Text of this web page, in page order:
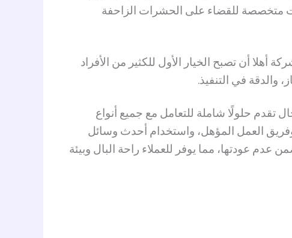
متخصصة للقضاء على الحشرات الزاحفة
أهلا أن تصبح الخيار الأول للكثير من الأفراد
والدقة في التنفيذ.
حلولًا شاملة للتعامل مع جميع أنواع
العمل المؤهل، واستخدام أحدث وسائل
عودتها، مما يوفر للعملاء راحة البال وبيئة